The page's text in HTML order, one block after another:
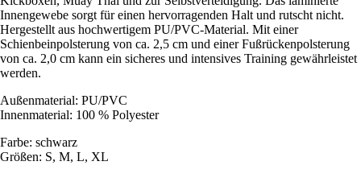
Innengewebe sorgt für einen hervorragenden Halt und rutscht nicht.
Hergestellt aus hochwertigem PU/PVC-Material. Mit einer
Schienbeinpolsterung von ca. 2,5 cm und einer Fußrückenpolsterung
von ca. 2,0 cm kann ein sicheres und intensives Training gewährleistet
werden.
Außenmaterial: PU/PVC
Innenmaterial: 100 % Polyester
Farbe: schwarz
Größen: S, M, L, XL